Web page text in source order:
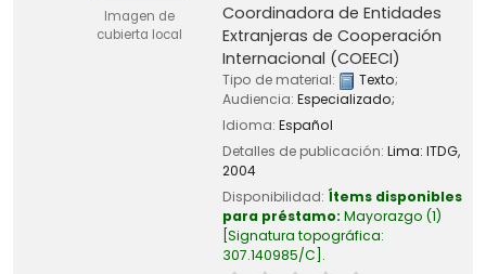
Imagen de
cubierta local
Coordinadora de Entidades
Extranjeras de Cooperación
Internacional (COEECI)
Tipo de material: Texto;
Audiencia: Especializado;
Idioma: Español
Detalles de publicación: Lima: ITDG,
2004
Disponibilidad: Ítems disponibles
para préstamo: Mayorazgo (1)
Signatura topográfica:
307.140985/C .